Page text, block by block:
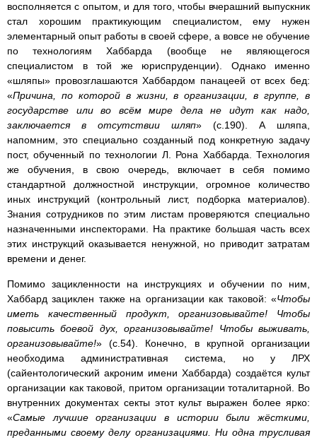
восполняется с опытом, и для того, чтобы вчерашний выпускник
стал хорошим практикующим специалистом, ему нужен
элементарный опыт работы в своей сфере, а вовсе не обучение
по технологиям Хаббарда (вообще не являющегося
специалистом в той же юриспруденции). Однако именно
«шляпы» провозглашаются Хаббардом панацеей от всех бед:
«Причина, по которой в жизни, в организации, в группе, в
государстве или во всём мире дела не идут как надо,
заключается в отсутствии шляп» (с.190). А шляпа,
напомним, это специально созданный под конкретную задачу
пост, обученный по технологии Л. Рона Хаббарда. Технология
же обучения, в свою очередь, включает в себя помимо
стандартной должностной инструкции, огромное количество
иных инструкций (контрольный лист, подборка материалов).
Знания сотрудников по этим листам проверяются специально
назначенными инспекторами. На практике большая часть всех
этих инструкций оказывается ненужной, но приводит затратам
времени и денег.
Помимо зацикленности на инструкциях и обучении по ним,
Хаббард зациклен также на организации как таковой: «Чтобы
иметь качественный продукт, организовывайте! Чтобы
повысить боевой дух, организовывайте! Чтобы выживать,
организовывайте!» (с.54). Конечно, в крупной организации
необходима административная система, но у ЛРХ
(сайентологический акроним имени Хаббарда) создаётся культ
организации как таковой, притом организации тоталитарной. Во
внутренних документах секты этот культ выражен более ярко:
«Самые лучшие организации в истории были жёсткими,
преданными своему делу организациями. Ни одна трусливая